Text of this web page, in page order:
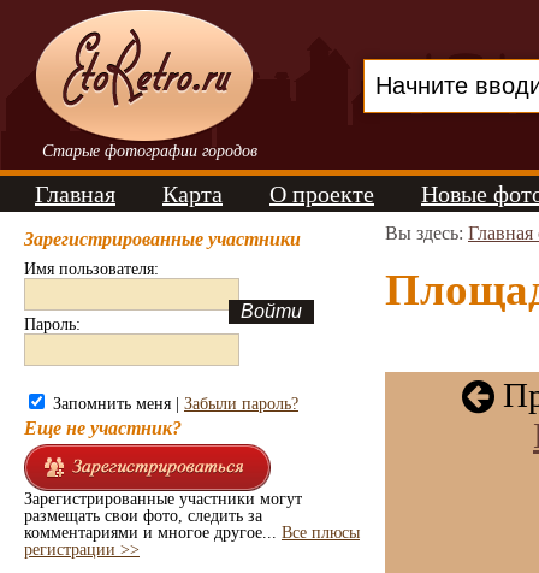
Старые фотографии городов
Главная Карта О проекте Новые
Зарегистрированные участники
Имя пользователя:
Пароль:
Запомнить меня | Забыли пароль?
Еще не участник?
Зарегистрированные участники могут
размещать свои фото, следить за
комментариями и многое другое... Все плюсы
регистрации >>
Вы здесь: Главная